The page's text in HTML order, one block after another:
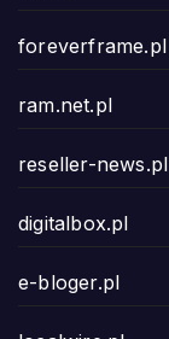
foreverframe.pl
ram.net.pl
reseller-news.pl
digitalbox.pl
e-bloger.pl